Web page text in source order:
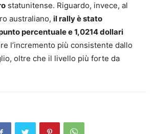
statunitense. Riguardo, invece, al
australiano, il rally è stato
percentuale e 1,0214 dollari
l’incremento più consistente dallo
oltre che il livello più forte da